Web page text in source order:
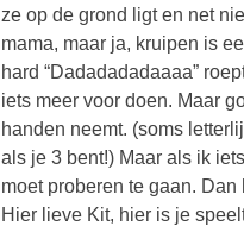
ze op de grond ligt en net
mama, maar ja, kruipen is
hard “Dadadadadaaaa”
iets meer voor doen. Maar
handen neemt. (soms
als je 3 bent!) Maar als ik
moet proberen te gaan.
Hier lieve Kit, hier is je